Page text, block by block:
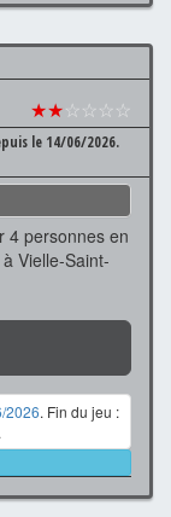
★★☆☆☆☆
le 14/06/2026.
4 personnes en
Vielle-Saint-
2026. Fin du jeu :